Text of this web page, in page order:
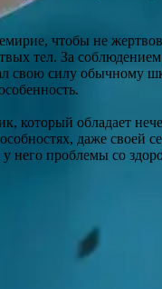
чтобы не
тел. За
свою силу обычному
который обладает
даже своей
проблемы со